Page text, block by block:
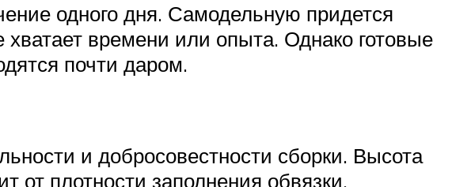
одного дня. Самодельную придется
хватает времени или опыта. Однако готовые
почти даром.
и добросовестности сборки. Высота
от плотности заполнения обвязки.